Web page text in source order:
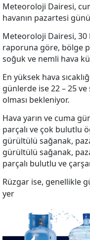
Meteoroloji Dairesi,
havanın pazartesi
Meteoroloji Dairesi, 30
raporuna göre, bölge
soğuk ve nemli hava
En yüksek hava
günlerde ise 22 – 25
olması bekleniyor.
Hava yarın ve cuma
parçalı ve çok bulutlu
gürültülü sağanak,
gürültülü sağanak,
parçalı bulutlu ve
Rüzgar ise, genellikle
yer